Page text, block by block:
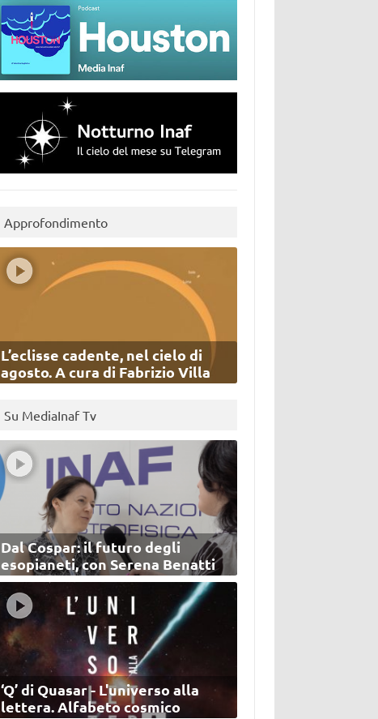
Approfondimento
L’eclisse cadente, nel cielo di
agosto. A cura di Fabrizio Villa
Su MediaInaf Tv
Dal Cospar: il futuro degli
esopianeti, con Serena Benatti
‘Q’ di Quasar - L'universo alla
lettera. Alfabeto cosmico